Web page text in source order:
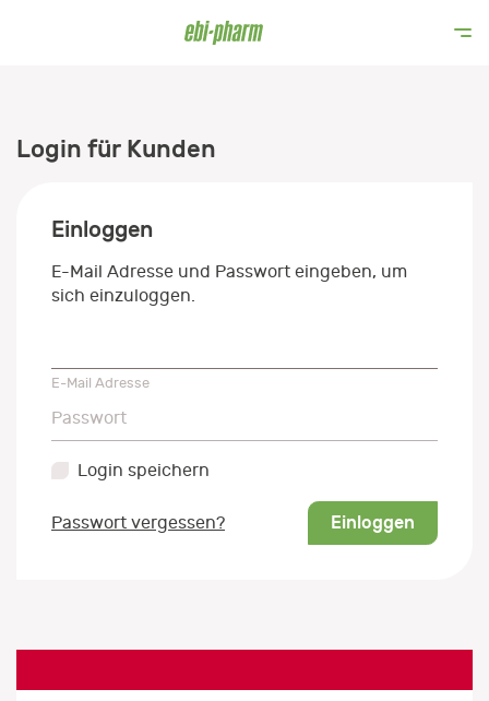
Login für Kunden
Einloggen
E-Mail Adresse und Passwort eingeben, um
sich einzuloggen.
E-Mail Adresse
Passwort
Passwort
Login speichern
Passwort vergessen? Einloggen